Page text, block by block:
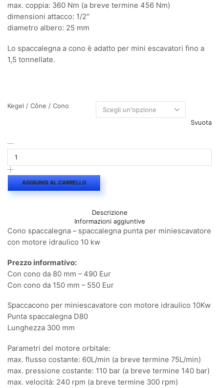
max. coppia: 360 Nm (a breve termine 456 Nm)
dimensioni attacco: 1/2″
diametro albero: 25 mm
Lo spaccalegna a cono è adatto per mini escavatori fino a
1,5 tonnellate.
Kegel / Cône / Cono
Svuota
spaccalegna
-
punta
miniescavatore
10
kw
AGGIUNGI AL CARRELLO
Descrizione
Informazioni aggiuntive
Cono spaccalegna – spaccalegna punta per miniescavatore
con motore idraulico 10 kw
Prezzo informativo:
Con cono da 80 mm – 490 Eur
Con cono da 150 mm – 550 Eur
Spaccacono per miniescavatore con motore idraulico 10Kw
Punta spaccalegna D80
Lunghezza 300 mm
Parametri del motore orbitale:
max. flusso costante: 60L/min (a breve termine 75L/min)
max. pressione costante: 110 bar (a breve termine 140 bar)
max. velocità: 240 rpm (a breve termine 300 rpm)